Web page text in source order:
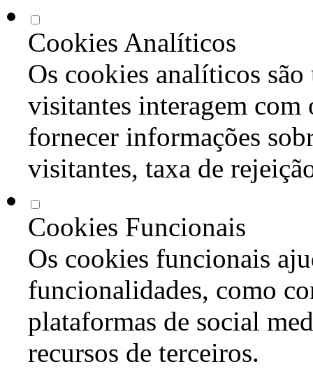
Cookies Analíticos
Os cookies analíticos são
visitantes interagem com
fornecer informações
visitantes, taxa de
Cookies Funcionais
Os cookies funcionais
funcionalidades, como
plataformas de social
recursos de terceiros.